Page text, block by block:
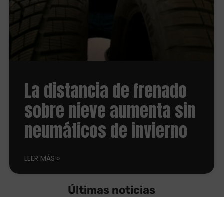
La distancia de frenado
sobre nieve aumenta sin
neumáticos de invierno
LEER MÁS
Últimas noticias